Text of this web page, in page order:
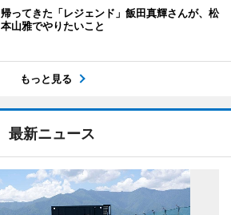
帰ってきた「レジェンド」飯田真輝さんが、松
本山雅でやりたいこと
もっと見る
最新ニュース